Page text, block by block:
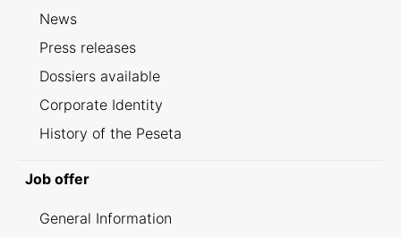
News
Press releases
Dossiers available
Corporate Identity
History of the Peseta
Job offer
General Information